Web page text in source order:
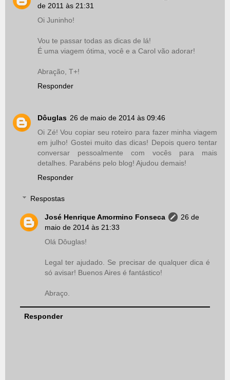
de 2011 às 21:31
Oi Juninho!
Vou te passar todas as dicas de lá!
É uma viagem ótima, você e a Carol vão adorar!
Abração, T+!
Responder
Dôuglas 26 de maio de 2014 às 09:46
Oi Zé! Vou copiar seu roteiro para fazer minha viagem
em julho! Gostei muito das dicas! Depois quero tentar
conversar pessoalmente com vocês para mais
detalhes. Parabéns pelo blog! Ajudou demais!
Responder
Respostas
José Henrique Amormino Fonseca
26 de
maio de 2014 às 21:33
Olá Dôuglas!
Legal ter ajudado. Se precisar de qualquer dica é
só avisar! Buenos Aires é fantástico!
Abraço.
Responder